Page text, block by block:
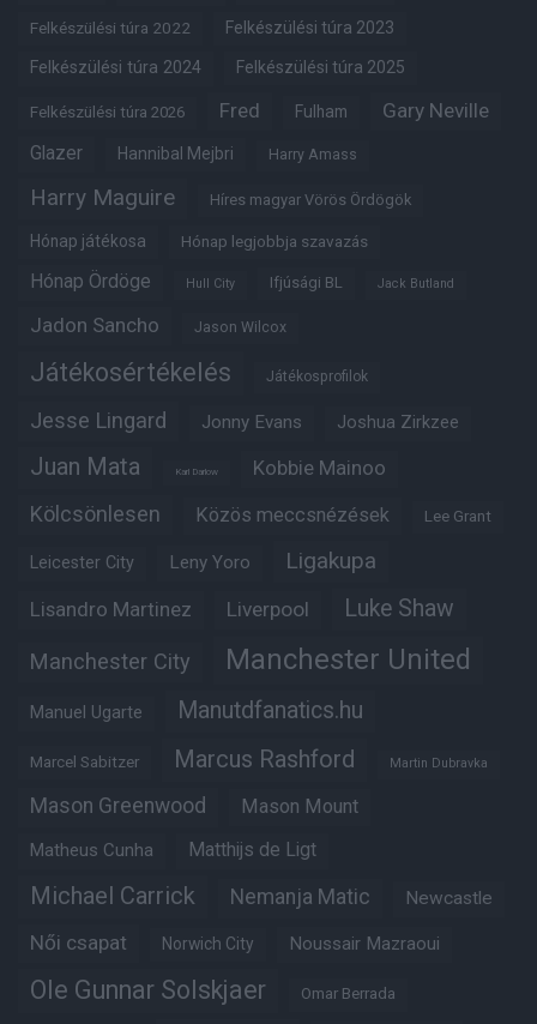
Felkészülési túra 2022 Felkészülési túra 2023
Felkészülési túra 2024 Felkészülési túra 2025
Felkészülési túra 2026 Fred Fulham Gary Neville
Glazer Hannibal Mejbri Harry Amass
Harry Maguire Híres magyar Vörös Ördögök
Hónap játékosa Hónap legjobbja szavazás
Hónap Ördöge Hull City Ifjúsági BL Jack Butland
Jadon Sancho Jason Wilcox
Játékosértékelés Játékosprofilok
Jesse Lingard Jonny Evans Joshua Zirkzee
Juan Mata Karl Darlow Kobbie Mainoo
Kölcsönlesen Közös meccsnézések Lee Grant
Leicester City Leny Yoro Ligakupa
Lisandro Martinez Liverpool Luke Shaw
Manchester City Manchester United
Manuel Ugarte Manutdfanatics.hu
Marcel Sabitzer Marcus Rashford Martin Dubravka
Mason Greenwood Mason Mount
Matheus Cunha Matthijs de Ligt
Michael Carrick Nemanja Matic Newcastle
Női csapat Norwich City Noussair Mazraoui
Ole Gunnar Solskjaer Omar Berrada